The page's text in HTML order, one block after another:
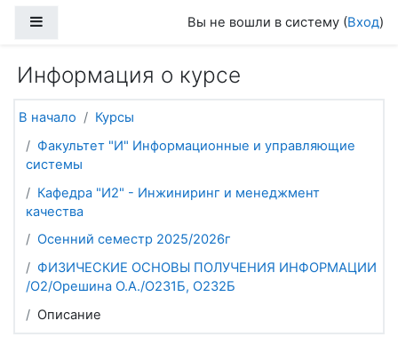
Вы не вошли в систему (Вход)
Информация о курсе
В начало
Курсы
Факультет "И" Информационные и управляющие
системы
Кафедра "И2" - Инжиниринг и менеджмент
качества
Осенний семестр 2025/2026г
ФИЗИЧЕСКИЕ ОСНОВЫ ПОЛУЧЕНИЯ ИНФОРМАЦИИ
/О2/Орешина О.А./О231Б, О232Б
Описание